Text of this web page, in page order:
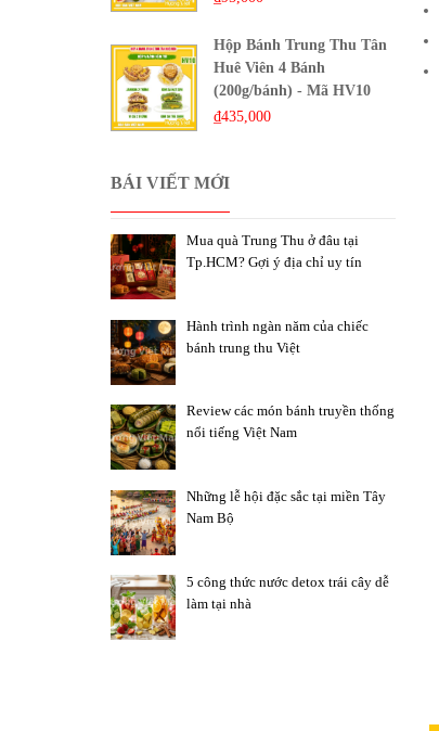
Hộp Bánh Trung Thu Tân
Huê Viên 4 Bánh
(200g/bánh) - Mã HV10
₫435,000
BÁI VIẾT MỚI
Mua quà Trung Thu ở đâu tại
Tp.HCM? Gợi ý địa chỉ uy tín
Hành trình ngàn năm của chiếc
bánh trung thu Việt
Review các món bánh truyền thống
nổi tiếng Việt Nam
Những lễ hội đặc sắc tại miền Tây
Nam Bộ
5 công thức nước detox trái cây dễ
làm tại nhà